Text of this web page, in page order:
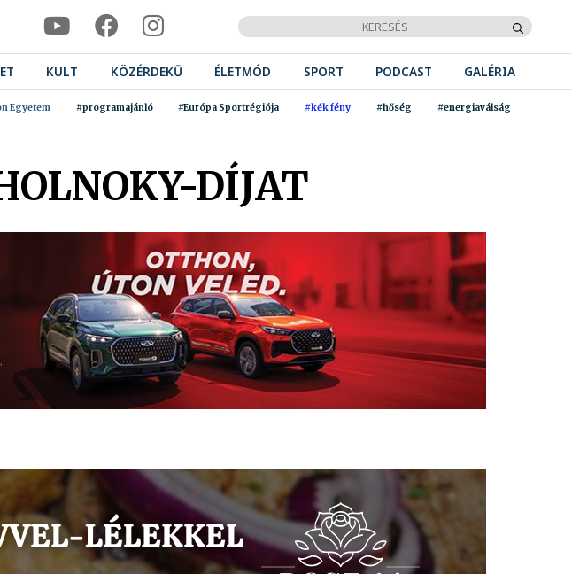
KULT KÖZÉRDEKŰ ÉLETMÓD SPORT PODCAST GALÉRIA
Egyetem #programajánló #Európa Sportrégiója #kék fény #hőség #energiaválság
DÍJAT